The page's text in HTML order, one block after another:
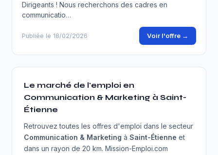
Dirigeants ! Nous recherchons des cadres en
communicatio…
Publiée le 18/02/2026 Voir l'offre →
Le marché de l'emploi en
Communication & Marketing à Saint-
Étienne
Retrouvez toutes les offres d'emploi dans le secteur
Communication & Marketing à Saint-Étienne et
dans un rayon de 20 km. Mission-Emploi.com